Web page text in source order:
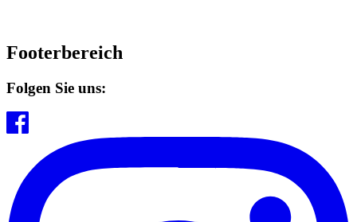
Footerbereich
Folgen Sie uns: